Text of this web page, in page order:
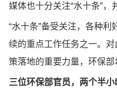
媒体也十分关注“水十条”，
“水十条”备受关注，各种
续的重点工作任务之一。
策落地的重要力量，环保部
三位环保部官员，两个半